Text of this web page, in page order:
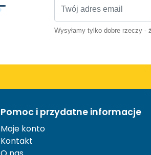
Wysyłamy tylko dobre rzeczy -
Pomoc i przydatne informacje
Moje konto
Kontakt